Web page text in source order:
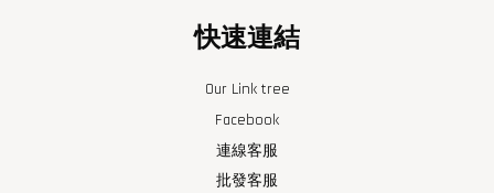
快速連結
Our Link tree
Facebook
連線客服
批發客服